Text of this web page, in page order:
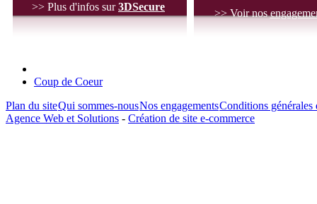
>> Plus d'infos sur3DSecure
>> Voir nos
Coup de Coeur
Plan du siteQui sommes-nousNos engagementsConditions générales
Agence Web et Solutions - Création de site e-commerce